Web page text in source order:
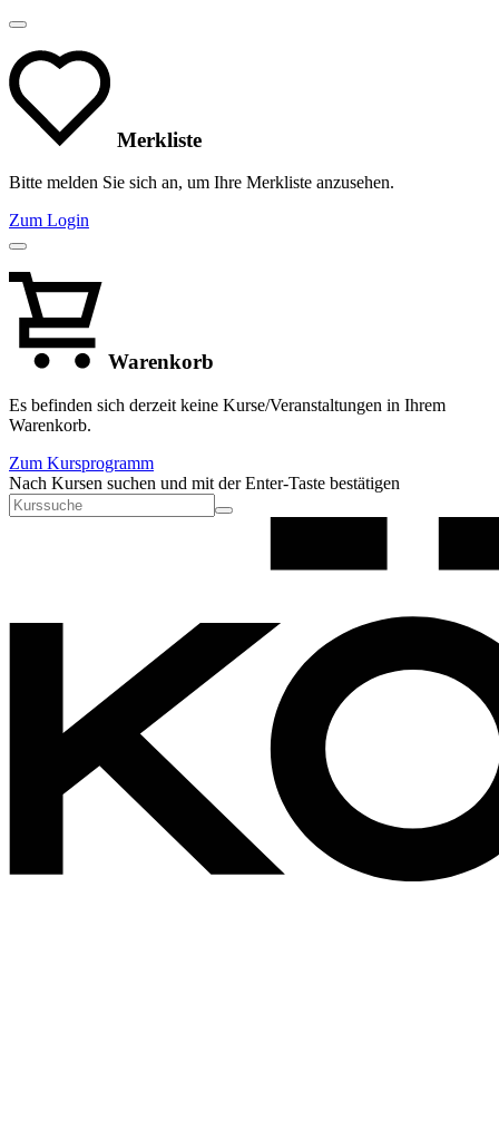
Merkliste
Bitte melden Sie sich an, um Ihre Merkliste anzusehen.
Zum Login
Warenkorb
Es befinden sich derzeit keine Kurse/Veranstaltungen in Ihrem
Warenkorb.
Zum Kursprogramm
Nach Kursen suchen und mit der Enter-Taste bestätigen